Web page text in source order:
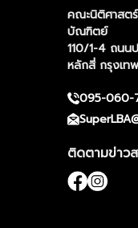
คณะนิติศาสต
บัณฑิตย์
110/1-4 ถนน
หลักสี่ กรุงเท
095-060-
ติดตามข่าว